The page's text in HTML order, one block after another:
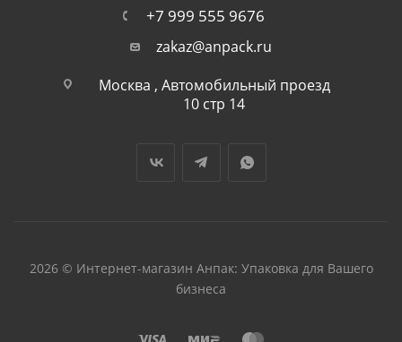
+7 999 555 9676
zakaz@anpack.ru
Москва , Автомобильный проезд
10 стр 14
2026 © Интернет-магазин Анпак: Упаковка для Вашего
бизнеса